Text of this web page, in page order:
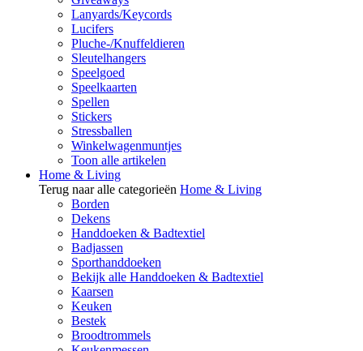
Lanyards/Keycords
Lucifers
Pluche-/Knuffeldieren
Sleutelhangers
Speelgoed
Speelkaarten
Spellen
Stickers
Stressballen
Winkelwagenmuntjes
Toon alle artikelen
Home & Living
Terug naar alle categorieën Home & Living
Borden
Dekens
Handdoeken & Badtextiel
Badjassen
Sporthanddoeken
Bekijk alle Handdoeken & Badtextiel
Kaarsen
Keuken
Bestek
Broodtrommels